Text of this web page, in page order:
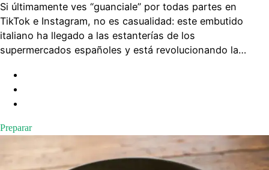
Si últimamente ves “guanciale” por todas partes en
TikTok e Instagram, no es casualidad: este embutido
italiano ha llegado a las estanterías de los
supermercados españoles y está revolucionando la…
Preparar